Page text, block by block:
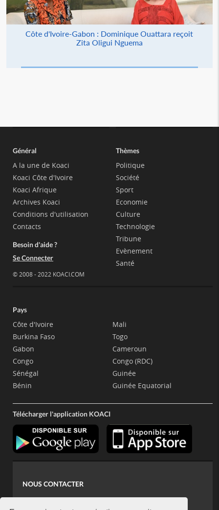
Côte d'Ivoire-Gabon : Dominique Ouattara reçoit
Zita Oligui Nguema
Général
A la une de Koaci
Koaci Côte d'Ivoire
Koaci Afrique
Archives Koaci
Conditions d'utilisation
Contacts
Besoin d'aide ?
Se Connecter
© 2008 - 2022 KOACI.COM
Thèmes
Politique
Société
Sport
Economie
Culture
Technologie
Tribune
Evènement
Santé
Pays
Côte d'Ivoire
Burkina Faso
Gabon
Congo
Sénégal
Bénin
Mali
Togo
Cameroun
Congo (RDC)
Guinée
Guinée Equatorial
Télécharger l'application KOACI
NOUS CONTACTER